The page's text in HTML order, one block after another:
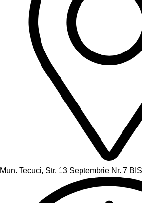
Mun. Tecuci, Str. 13 Septembrie Nr. 7 BIS